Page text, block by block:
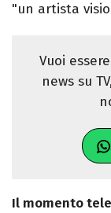
"un artista
Vuoi
news su
Il momento